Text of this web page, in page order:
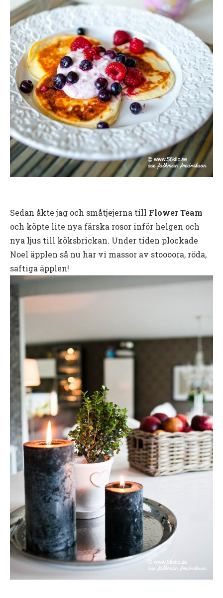
Sedan åkte jag och småtjejerna till Flower Team
och köpte lite nya färska rosor inför helgen och
nya ljus till köksbrickan. Under tiden plockade
Noel äpplen så nu har vi massor av stoooora, röda,
saftiga äpplen!